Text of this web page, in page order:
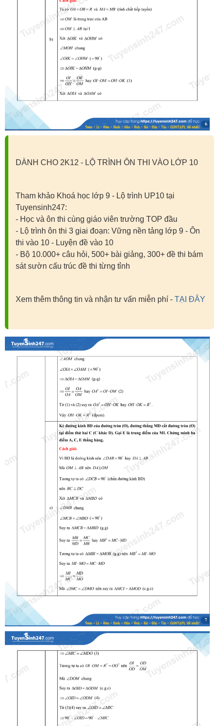
DÀNH CHO 2K12 - LỘ TRÌNH ÔN THI VÀO LỚP 10
Tham khảo Khoá học lớp 9 - Lộ trình UP10 tại
Tuyensinh247:
- Học và ôn thi cùng giáo viên trường TOP đầu
- Lộ trình ôn thi 3 giai đoạn: Vững nền tảng lớp 9 - Ôn
thi vào 10 - Luyện đề vào 10
- Bộ 10.000+ câu hỏi, 500+ bài giảng, 300+ đề thi bám
sát sườn cấu trúc đề thi từng tỉnh
Xem thêm thông tin và nhận tư vấn miễn phí - TẠI ĐÂY